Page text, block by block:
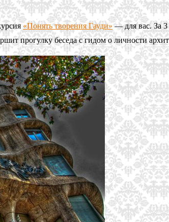
«Понять творения Гауди» — для вас. За 3
прогулку беседа с гидом о личности